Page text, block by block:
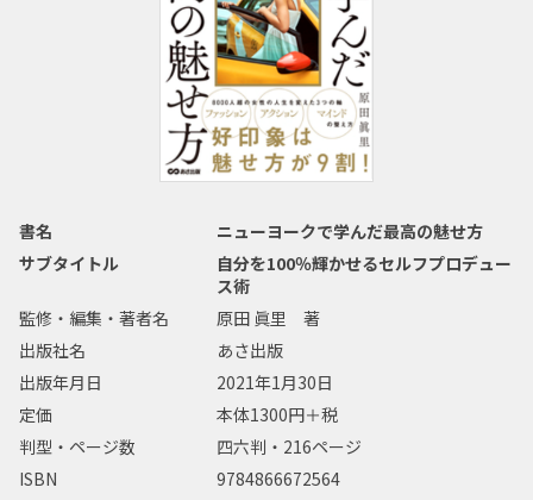
書名
ニューヨークで学んだ最高の魅せ方
サブタイトル
自分を100％輝かせるセルフプロデュー
ス術
監修・編集・著者名
原田 眞里 著
出版社名
あさ出版
出版年月日
2021年1月30日
定価
本体1300円＋税
判型・ページ数
四六判・216ページ
ISBN
9784866672564